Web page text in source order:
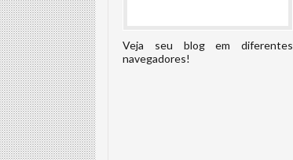
Veja seu blog em diferentes
navegadores!